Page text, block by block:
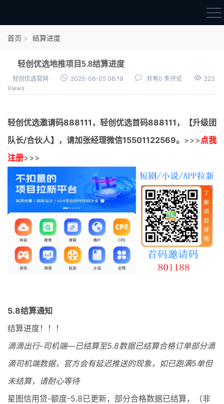
结算进度
团队长扶持
充场项目报价
无人直播
电商入门
最新通知
项目介绍
首页 结算进度
轻创优选地推项目5.8结算进度
轻创优选官网 2025-06-05 06:19 共有0 条评论
223
Views
轻创优选邀请码888111， 轻创优选首码888111，【升级团
队长/合伙人】，请加张经理微信15501122569。 >>>点我
注册>>>
5.8结算通知
结算进度！！！
滴滴出行-司机端—已结算至5.8数据已结算合格订单部分滴
滴司机端数据，官方会有延迟推送的现象，如已跑满5单但
未结算，请耐心等待
星图信用贷-额度-5.8已更新，部分合格数据已结算，（非